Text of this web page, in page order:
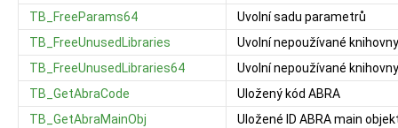
TB_FreeParams64
Uvolní sadu parametrů
TB_FreeUnusedLibraries
Uvolní nepoužívané knihovny
TB_FreeUnusedLibraries64
Uvolní nepoužívané knihovny
TB_GetAbraCode
Uložený kód ABRA
TB_GetAbraMainObj
Uložené ID ABRA main